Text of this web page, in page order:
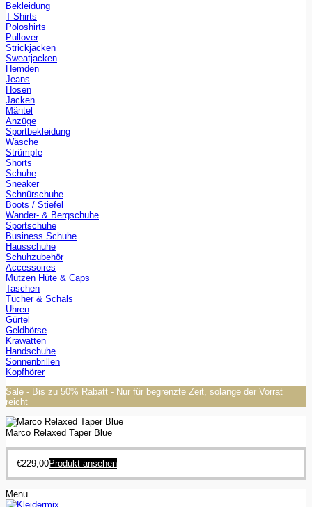
Bekleidung
T-Shirts
Poloshirts
Pullover
Strickjacken
Sweatjacken
Hemden
Jeans
Hosen
Jacken
Mäntel
Anzüge
Sportbekleidung
Wäsche
Strümpfe
Shorts
Schuhe
Sneaker
Schnürschuhe
Boots / Stiefel
Wander- & Bergschuhe
Sportschuhe
Business Schuhe
Hausschuhe
Schuhzubehör
Accessoires
Mützen Hüte & Caps
Taschen
Tücher & Schals
Uhren
Gürtel
Geldbörse
Krawatten
Handschuhe
Sonnenbrillen
Kopfhörer
Sale - Bis zu 50% Rabatt - Nur für begrenzte Zeit, solange der Vorrat
reicht
Marco Relaxed Taper Blue
€229,00Produkt ansehen
Menu